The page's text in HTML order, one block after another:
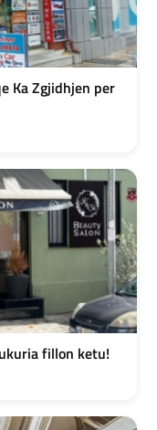
Ka Zgjidhjen per
fillon ketu!